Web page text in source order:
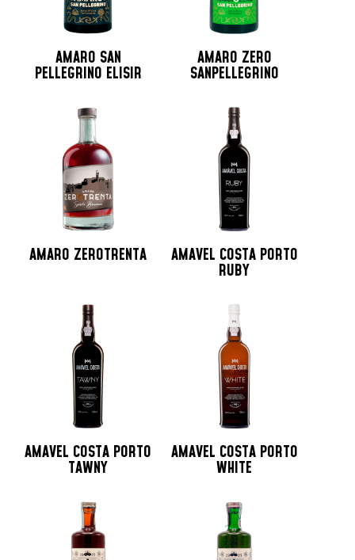
AMARO SAN
PELLEGRINO ELISIR
AMARO ZERO
SANPELLEGRINO
AMARO ZEROTRENTA AMAVEL COSTA PORTO
RUBY
AMAVEL COSTA PORTO
TAWNY
AMAVEL COSTA PORTO
WHITE